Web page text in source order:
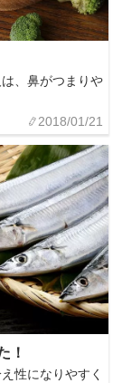
、鼻がつまりや
2018/01/21
！
性になりやすく